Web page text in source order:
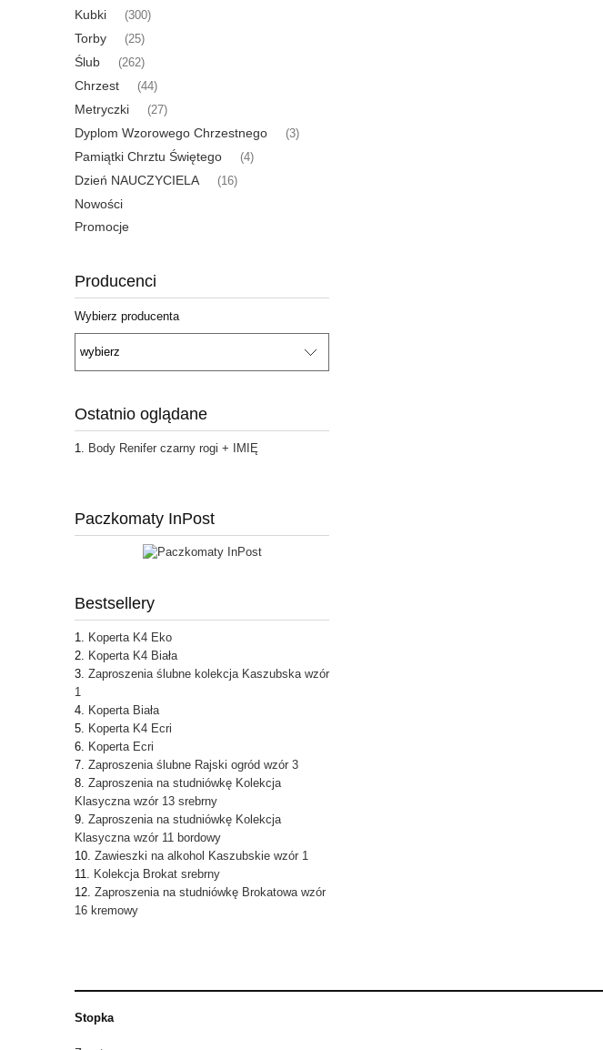
Kubki (300)
Torby (25)
Ślub (262)
Chrzest (44)
Metryczki (27)
Dyplom Wzorowego Chrzestnego (3)
Pamiątki Chrztu Świętego (4)
Dzień NAUCZYCIELA (16)
Nowości
Promocje
Producenci
Wybierz producenta
Ostatnio oglądane
Body Renifer czarny rogi + IMIĘ
Paczkomaty InPost
Bestsellery
Koperta K4 Eko
Koperta K4 Biała
Zaproszenia ślubne kolekcja Kaszubska wzór
1
Koperta Biała
Koperta K4 Ecri
Koperta Ecri
Zaproszenia ślubne Rajski ogród wzór 3
Zaproszenia na studniówkę Kolekcja
Klasyczna wzór 13 srebrny
Zaproszenia na studniówkę Kolekcja
Klasyczna wzór 11 bordowy
Zawieszki na alkohol Kaszubskie wzór 1
Kolekcja Brokat srebrny
Zaproszenia na studniówkę Brokatowa wzór
16 kremowy
Stopka